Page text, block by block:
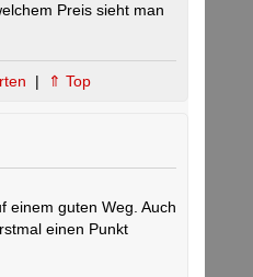
Preis sieht man
| ⇑ Top
einem guten Weg. Auch
einen Punkt